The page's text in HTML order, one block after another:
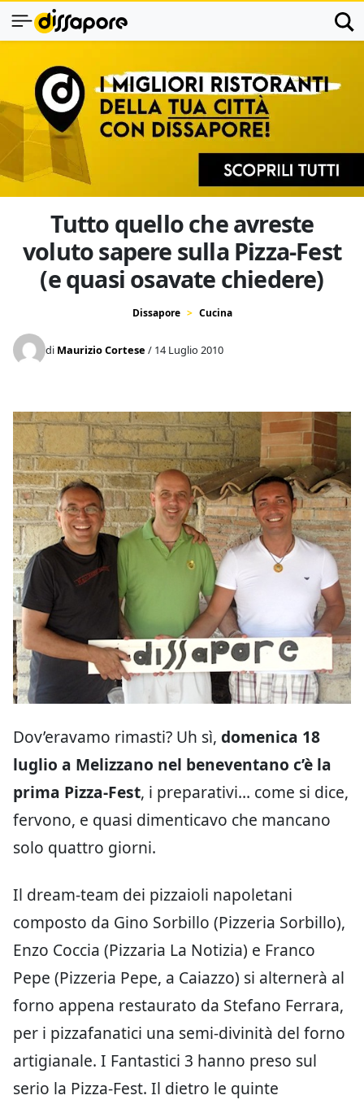
Tutto quello che avreste
voluto sapere sulla Pizza-Fest
(e quasi osavate chiedere)
Dissapore Cucina
di Maurizio Cortese / 14 Luglio 2010
Dov’eravamo rimasti? Uh sì, domenica 18
luglio a Melizzano nel beneventano c’è la
prima Pizza-Fest, i preparativi… come si dice,
fervono, e quasi dimenticavo che mancano
solo quattro giorni.
Il dream-team dei pizzaioli napoletani
composto da Gino Sorbillo (Pizzeria Sorbillo),
Enzo Coccia (Pizzaria La Notizia) e Franco
Pepe (Pizzeria Pepe, a Caiazzo) si alternerà al
forno appena restaurato da Stefano Ferrara,
per i pizzafanatici una semi-divinità del forno
artigianale. I Fantastici 3 hanno preso sul
serio la Pizza-Fest. Il dietro le quinte